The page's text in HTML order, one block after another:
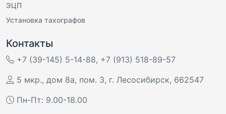
ЭЦП
Установка тахографов
Контакты
+7 (39-145) 5-14-88, +7 (913) 518-89-57
5 мкр., дом 8а, пом. 3, г. Лесосибирск, 662547
Пн-Пт: 9.00-18.00